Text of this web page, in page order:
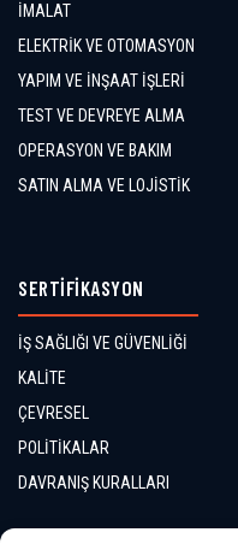
İMALAT
ELEKTRİK VE OTOMASYON
YAPIM VE İNŞAAT İŞLERİ
TEST VE DEVREYE ALMA
OPERASYON VE BAKIM
SATIN ALMA VE LOJİSTİK
SERTİFİKASYON
İŞ SAĞLIĞI VE GÜVENLİĞİ
KALİTE
ÇEVRESEL
POLİTİKALAR
DAVRANIŞ KURALLARI